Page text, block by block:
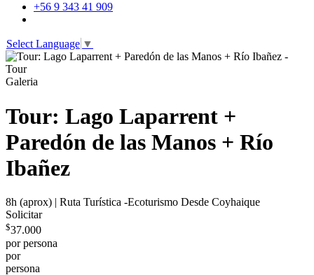
+56 9 343 41 909
Select Language ▼
Galeria
Tour: Lago Laparrent +
Paredón de las Manos + Río
Ibañez
8h (aprox) | Ruta Turística -Ecoturismo Desde Coyhaique
Solicitar
$37.000
por persona
por
persona